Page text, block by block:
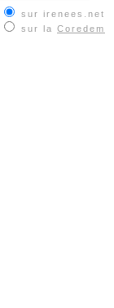
sur irenees.net
sur la Coredem